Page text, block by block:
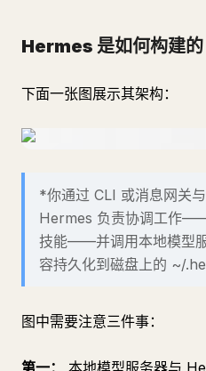
Hermes 是如何构建的
下面一张图展示其架构：
*你通过 CLI 或消息网关
Hermes 负责协调工作
技能——并调用本地模型
容持久化到磁盘上的 ~/
图中需要注意三件事：
第一： 本地模型服务器与